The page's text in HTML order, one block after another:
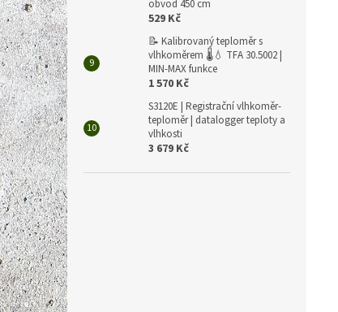
obvod 450 cm
529 Kč
📝 Kalibrovaný teploměr s
vlhkoměrem 🌡️💧 TFA 30.5002 |
MIN-MAX funkce
1 570 Kč
S3120E | Registrační vlhkoměr-
teploměr | datalogger teploty a
vlhkosti
3 679 Kč